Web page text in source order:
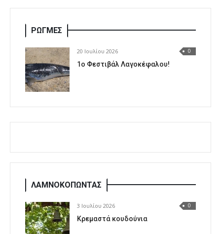
ΡΩΓΜΕΣ
20 Ιουλίου 2026 0
1o Φεστιβάλ Λαγοκέφαλου!
ΛΑΜΝΟΚΟΠΩΝΤΑΣ
3 Ιουλίου 2026 0
Κρεμαστά κουδούνια